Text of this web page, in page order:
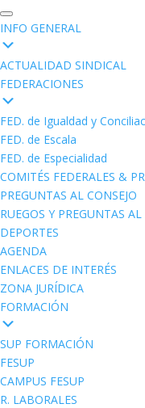
INFO GENERAL
ACTUALIDAD SINDICAL
FEDERACIONES
FED. de Igualdad y
FED. de Escala
FED. de Especialidad
COMITÉS FEDERALES &
PREGUNTAS AL CONSEJO
RUEGOS Y PREGUNTAS
DEPORTES
AGENDA
ENLACES DE INTERÉS
ZONA JURÍDICA
FORMACIÓN
SUP FORMACIÓN
FESUP
CAMPUS FESUP
R. LABORALES